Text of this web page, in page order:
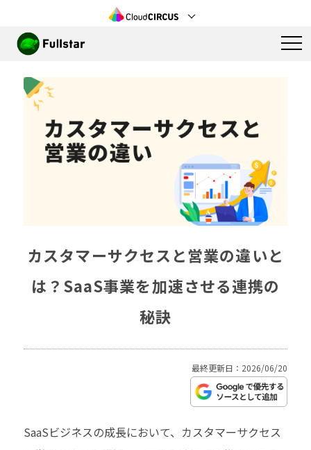
カスタマーサクセスと営業の違いと
は？SaaS事業を加速させる連携の
秘訣
最終更新日：2026/06/20
SaaSビジネスの成長において、カスタマーサクセス